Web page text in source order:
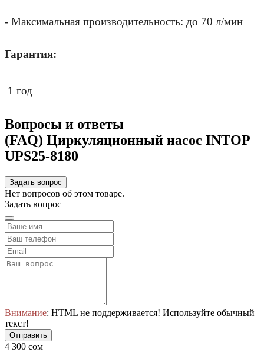
- Максимальная производительность: до 70 л/мин
Гарантия:
1 год
Вопросы и ответы
(FAQ) Циркуляционный насос INTOP
UPS25-8180
Задать вопрос
Нет вопросов об этом товаре.
Задать вопрос
Внимание: HTML не поддерживается! Используйте обычный
текст!
Отправить
4 300 сом